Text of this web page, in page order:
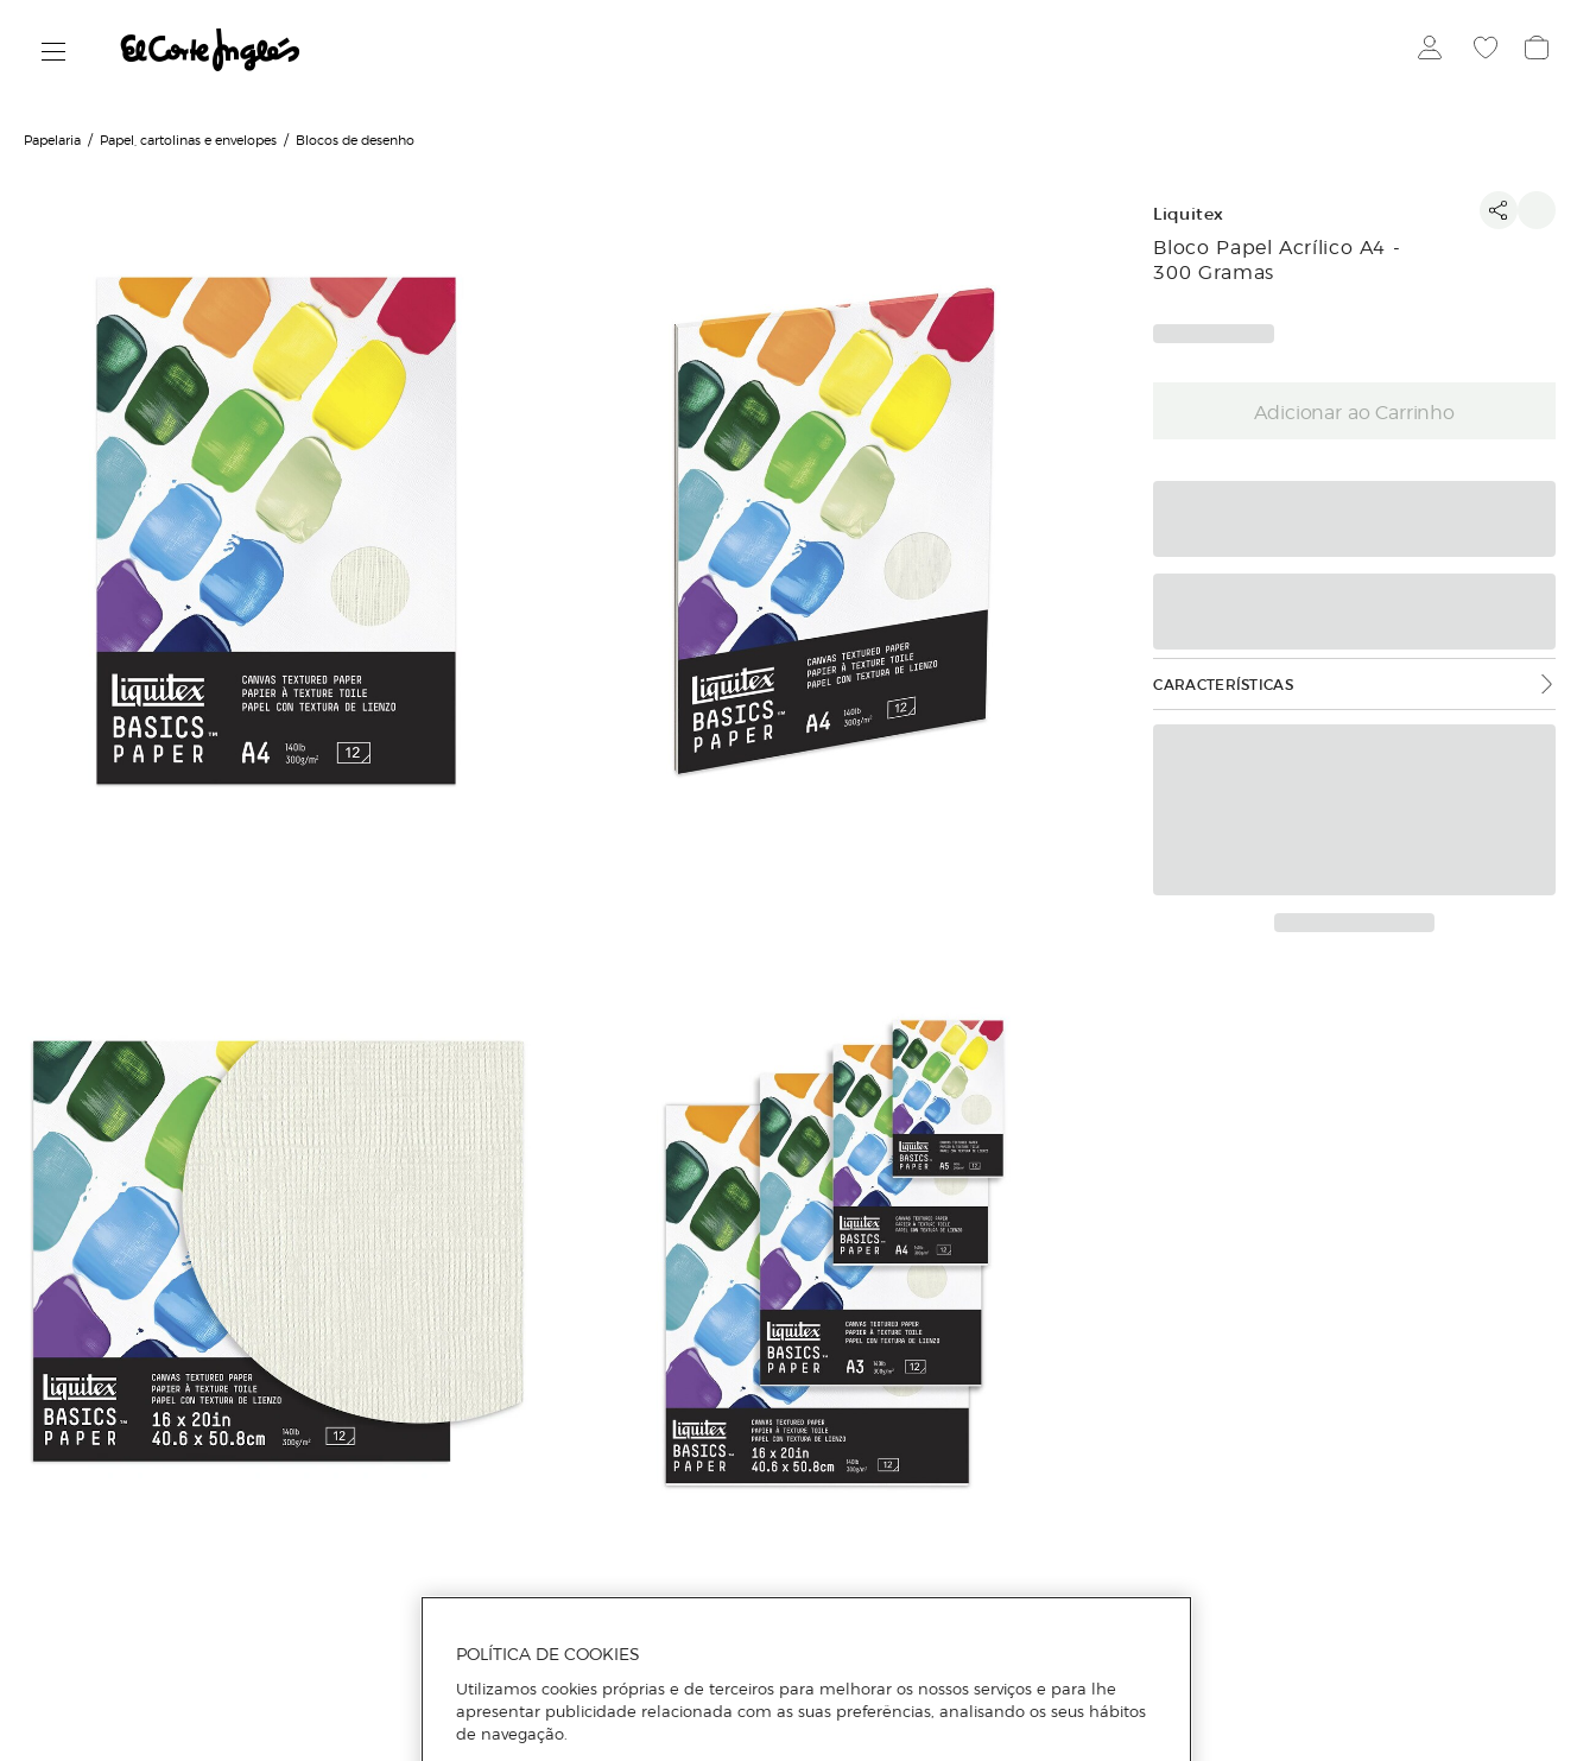
Papelaria Papel, cartolinas e envelopes Blocos de desenho
Liquitex
Bloco Papel Acrílico A4 -
300 Gramas
Adicionar ao Carrinho
CARACTERÍSTICAS
POLÍTICA DE COOKIES
Utilizamos cookies próprias e de terceiros para melhorar os nossos serviços e para lhe
apresentar publicidade relacionada com as suas preferências, analisando os seus hábitos
de navegação.